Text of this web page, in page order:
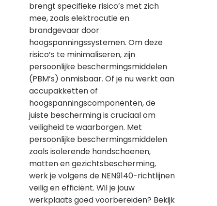
brengt specifieke risico’s met zich
mee, zoals elektrocutie en
brandgevaar door
hoogspanningssystemen. Om deze
risico’s te minimaliseren, zijn
persoonlijke beschermingsmiddelen
(PBM’s) onmisbaar. Of je nu werkt aan
accupakketten of
hoogspanningscomponenten, de
juiste bescherming is cruciaal om
veiligheid te waarborgen. Met
persoonlijke beschermingsmiddelen
zoals isolerende handschoenen,
matten en gezichtsbescherming,
werk je volgens de NEN9140-richtlijnen
veilig en efficiënt. Wil je jouw
werkplaats goed voorbereiden? Bekijk